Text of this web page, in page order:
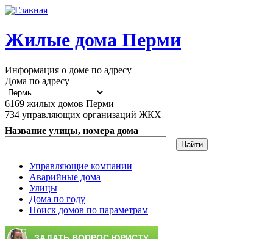
Перейти к основному содержанию
Жилые дома Перми
Информация о доме по адресу
Дома по адресу
6169 жилых домов Перми
734 управляющих организаций ЖКХ
Название улицы, номера дома
Главное меню
Управляющие компании
Аварийные дома
Улицы
Дома по году
Поиск домов по параметрам